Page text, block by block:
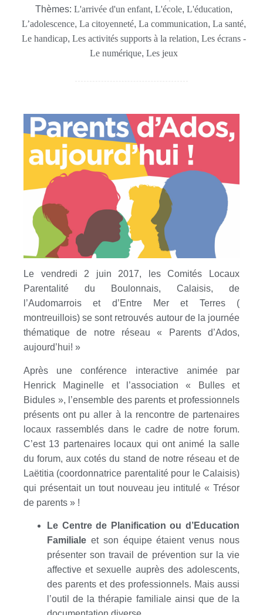
Thèmes: L'arrivée d'un enfant, L'école, L'éducation,
L’adolescence, La citoyenneté, La communication, La santé,
Le handicap, Les activités supports à la relation, Les écrans -
Le numérique, Les jeux
Le vendredi 2 juin 2017, les Comités Locaux
Parentalité du Boulonnais, Calaisis, de
l’Audomarrois et d’Entre Mer et Terres (
montreuillois) se sont retrouvés autour de la journée
thématique de notre réseau « Parents d’Ados,
aujourd’hui! »
Après une conférence interactive animée par
Henrick Maginelle et l’association « Bulles et
Bidules », l’ensemble des parents et professionnels
présents ont pu aller à la rencontre de partenaires
locaux rassemblés dans le cadre de notre forum.
C’est 13 partenaires locaux qui ont animé la salle
du forum, aux cotés du stand de notre réseau et de
Laëtitia (coordonnatrice parentalité pour le Calaisis)
qui présentait un tout nouveau jeu intitulé « Trésor
de parents » !
Le Centre de Planification ou d’Education
Familiale et son équipe étaient venus nous
présenter son travail de prévention sur la vie
affective et sexuelle auprès des adolescents,
des parents et des professionnels. Mais aussi
l’outil de la thérapie familiale ainsi que de la